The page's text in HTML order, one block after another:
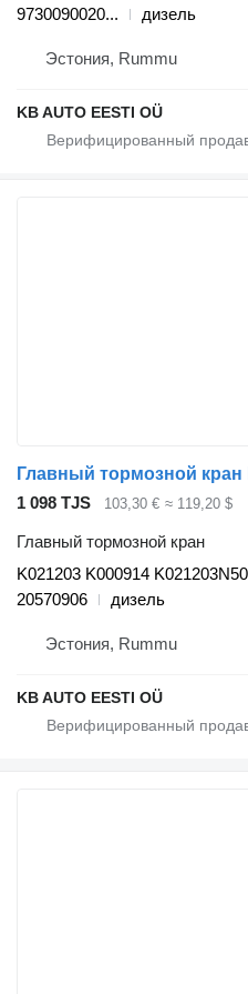
9730090020...
дизель
Эстония, Rummu
KB AUTO EESTI OÜ
1 098 TJS 103,30 € ≈ 119,20 $
Главный тормозной кран
K021203 K000914
20570906
дизель
Эстония, Rummu
KB AUTO EESTI OÜ